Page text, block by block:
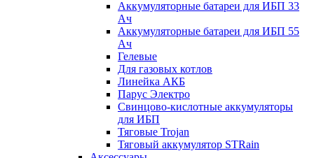
Аккумуляторные батареи для ИБП 33
Ач
Аккумуляторные батареи для ИБП 55
Ач
Гелевые
Для газовых котлов
Линейка АКБ
Парус Электро
Свинцово-кислотные аккумуляторы
для ИБП
Тяговые Trojan
Тяговый аккумулятор STRain